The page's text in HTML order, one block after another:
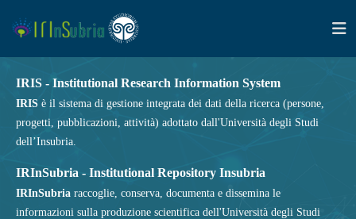
IRIS - Institutional Research Information System
IRIS è il sistema di gestione integrata dei dati della ricerca (persone,
progetti, pubblicazioni, attività) adottato dall'Università degli Studi
dell’Insubria.
IRInSubria - Institutional Repository Insubria
IRInSubria raccoglie, conserva, documenta e dissemina le
informazioni sulla produzione scientifica dell'Università degli Studi